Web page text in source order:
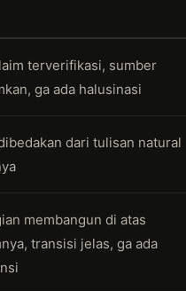
terverifikasi, sumber
ga ada halusinasi
dari tulisan natural
membangun di atas
transisi jelas, ga ada